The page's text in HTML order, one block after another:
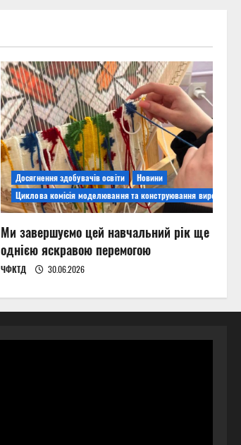
Досягнення здобувачів освіти
Новини
Циклова комісія моделювання та конструювання виробів
Ми завершуємо цей навчальний рік ще
однією яскравою перемогою
ЧФКТД 30.06.2026